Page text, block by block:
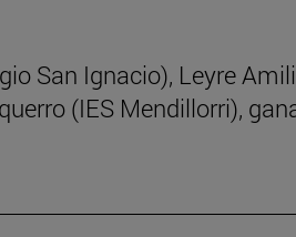
San Ignacio), Leyre
(IES Mendillorri),